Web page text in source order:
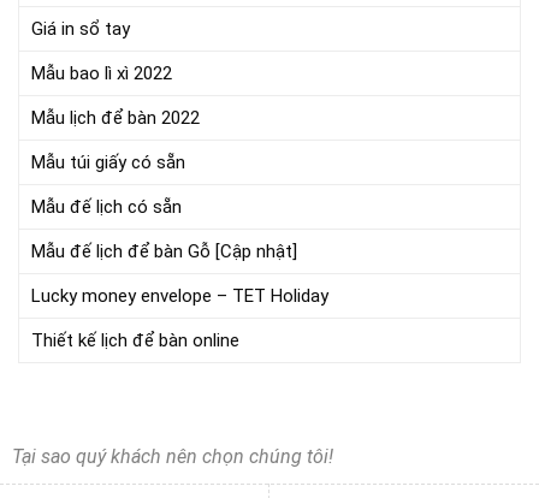
Giá in sổ tay
Mẫu bao lì xì 2022
Mẫu lịch để bàn 2022
Mẫu túi giấy có sẵn
Mẫu đế lịch có sẵn
Mẫu đế lịch để bàn Gỗ [Cập nhật]
Lucky money envelope – TET Holiday
Thiết kế lịch để bàn online
Tại sao quý khách nên chọn chúng tôi!